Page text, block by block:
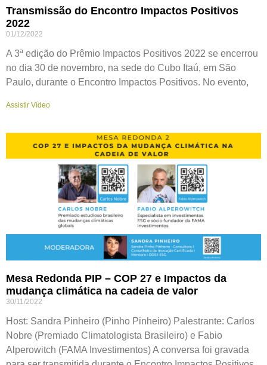
Transmissão do Encontro Impactos Positivos
2022
01/12/2022
A 3ª edição do Prêmio Impactos Positivos 2022 se encerrou
no dia 30 de novembro, na sede do Cubo Itaú, em São
Paulo, durante o Encontro Impactos Positivos. No evento,
Assistir Vídeo
Mesa Redonda PIP – COP 27 e Impactos da
mudança climática na cadeia de valor
30/11/2022
Host: Sandra Pinheiro (Pinho Pinheiro) Palestrante: Carlos
Nobre (Premiado Climatologista Brasileiro) e Fabio
Alperowitch (FAMA Investimentos) A conversa foi gravada